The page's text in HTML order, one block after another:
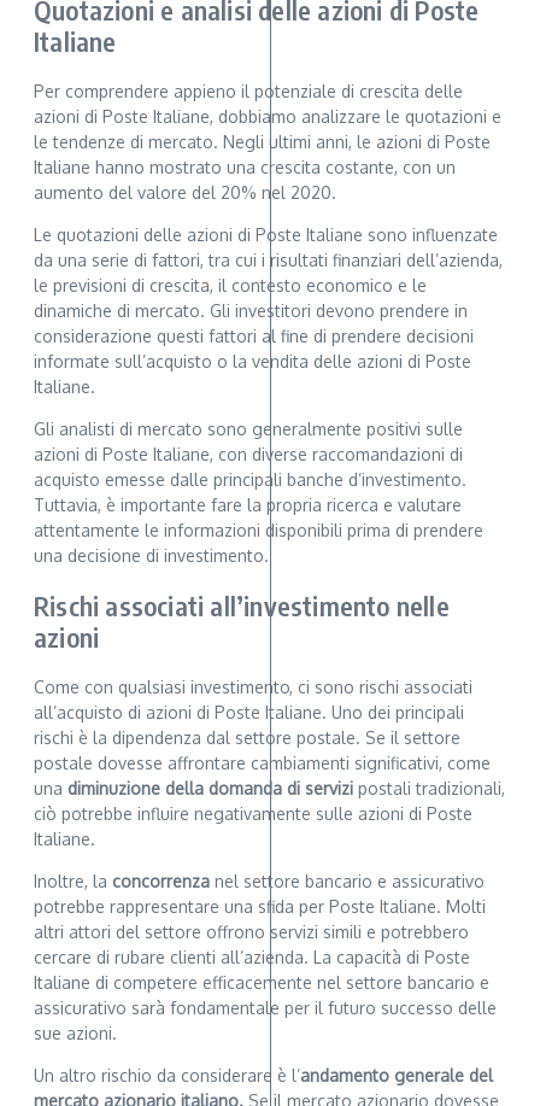
Quotazioni e analisi delle azioni di Poste
Italiane
Per comprendere appieno il potenziale di crescita delle
azioni di Poste Italiane, dobbiamo analizzare le quotazioni e
le tendenze di mercato. Negli ultimi anni, le azioni di Poste
Italiane hanno mostrato una crescita costante, con un
aumento del valore del 20% nel 2020.
Le quotazioni delle azioni di Poste Italiane sono influenzate
da una serie di fattori, tra cui i risultati finanziari dell’azienda,
le previsioni di crescita, il contesto economico e le
dinamiche di mercato. Gli investitori devono prendere in
considerazione questi fattori al fine di prendere decisioni
informate sull’acquisto o la vendita delle azioni di Poste
Italiane.
Gli analisti di mercato sono generalmente positivi sulle
azioni di Poste Italiane, con diverse raccomandazioni di
acquisto emesse dalle principali banche d’investimento.
Tuttavia, è importante fare la propria ricerca e valutare
attentamente le informazioni disponibili prima di prendere
una decisione di investimento.
Rischi associati all’investimento nelle
azioni
Come con qualsiasi investimento, ci sono rischi associati
all’acquisto di azioni di Poste Italiane. Uno dei principali
rischi è la dipendenza dal settore postale. Se il settore
postale dovesse affrontare cambiamenti significativi, come
una diminuzione della domanda di servizi postali tradizionali,
ciò potrebbe influire negativamente sulle azioni di Poste
Italiane.
Inoltre, la concorrenza nel settore bancario e assicurativo
potrebbe rappresentare una sfida per Poste Italiane. Molti
altri attori del settore offrono servizi simili e potrebbero
cercare di rubare clienti all’azienda. La capacità di Poste
Italiane di competere efficacemente nel settore bancario e
assicurativo sarà fondamentale per il futuro successo delle
sue azioni.
Un altro rischio da considerare è l’andamento generale del
mercato azionario italiano. Se il mercato azionario dovesse